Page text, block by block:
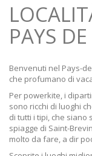
PAYS
Benvenuti nel Pays-
che profumano di
Per powerkite, i
sono ricchi di luoghi
di tutti i tipi, che siano
spiagge di Saint-
molto da fare, a dir